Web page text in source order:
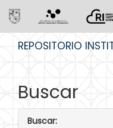
REPOSITORIO
Buscar
Buscar: